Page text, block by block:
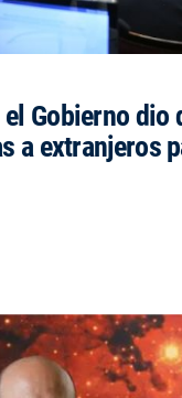
Gobierno dio
a extranjeros